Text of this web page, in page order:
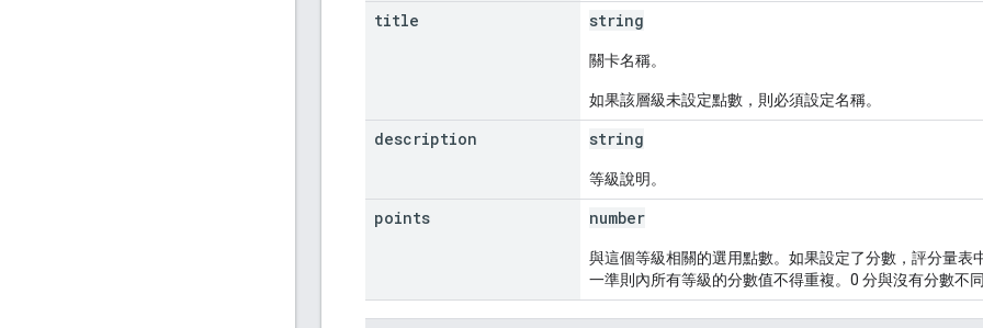
title string
關卡名稱。
如果該層級未設定點數，則必須設定名稱。
description string
等級說明。
points number
與這個等級相關的選用點數。如果設定了分數，評分量表
一準則內所有等級的分數值不得重複。0 分與沒有分數不